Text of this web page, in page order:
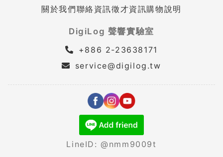
關於我們聯絡資訊徵才資訊購物說明
DigiLog 聲響實驗室
+886 2-23638171
service@digilog.tw
LineID: @nmm9009t